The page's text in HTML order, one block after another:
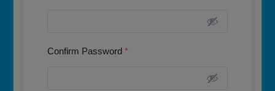
Confirm Password *